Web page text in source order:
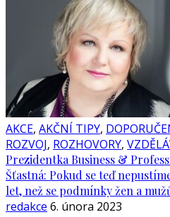
AKCE, AKČNÍ TIPY,
ROZVOJ, ROZHOVORY,
Prezidentka Business &
Šťastná: Pokud se teď
let, než se podmínky žen a
redakce 6. února 2023